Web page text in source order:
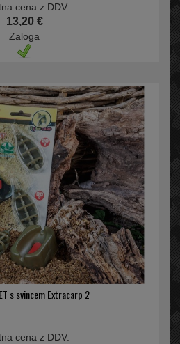
cena z DDV:
13,20 €
Zaloga
s svincem Extracarp 2
cena z DDV: